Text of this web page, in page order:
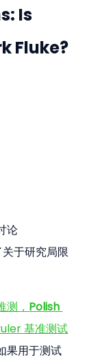
Is
Fluke?
论
于研究局限
测， Polish
基准测试
果用于测试